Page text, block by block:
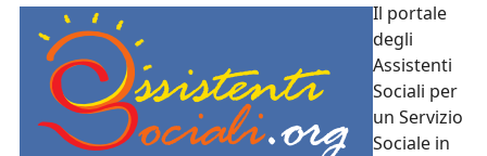
Il portale
degli
Assistenti
Sociali per
un Servizio
Sociale in